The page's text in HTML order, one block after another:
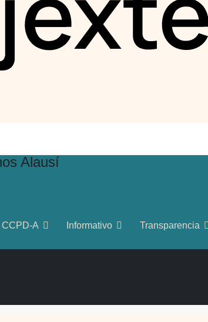
CCPD-A Informativo Transparencia